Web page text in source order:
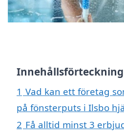
Innehållsförteckning
1 Vad kan ett företag
på fönsterputs i Ilsbo
2 Få alltid minst 3